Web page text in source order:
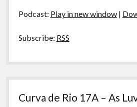
de
Podcast: Play in new window|
Subscribe: RSS
Curva de Rio 17A – As